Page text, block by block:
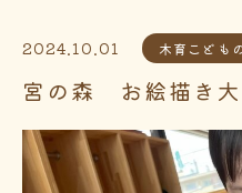
2024.10.01 木育こども
宮の森 お絵描き大